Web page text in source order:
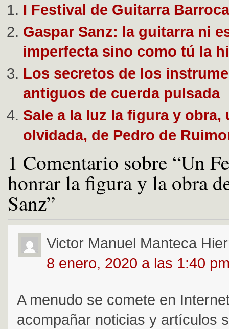
I Festival de Guitarra
Gaspar Sanz: la guitarra ni
imperfecta sino como tú la
Los secretos de los
antiguos de cuerda pulsada
Sale a la luz la figura y obra,
olvidada, de Pedro de
1 Comentario sobre “Un
honrar la figura y la obra
Sanz”
Victor Manuel Manteca
8 enero, 2020 a las 1:40
A menudo se comete en
acompañar noticias y artículos